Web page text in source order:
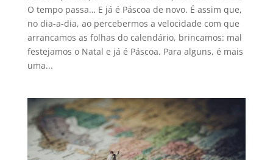
O tempo passa… E já é Páscoa de novo. É assim que,
no dia-a-dia, ao percebermos a velocidade com que
arrancamos as folhas do calendário, brincamos: mal
festejamos o Natal e já é Páscoa. Para alguns, é mais
uma...